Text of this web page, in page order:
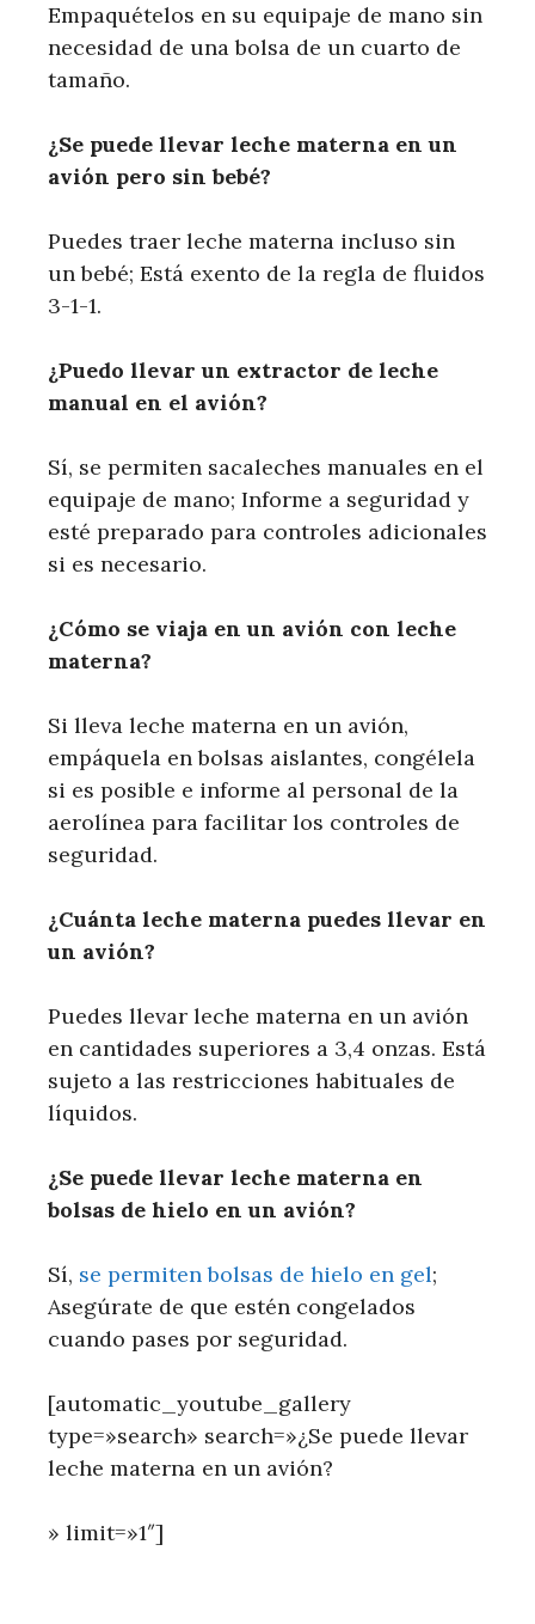
Empaquételos en su equipaje de mano sin
necesidad de una bolsa de un cuarto de
tamaño.
¿Se puede llevar leche materna en un
avión pero sin bebé?
Puedes traer leche materna incluso sin
un bebé; Está exento de la regla de fluidos
3-1-1.
¿Puedo llevar un extractor de leche
manual en el avión?
Sí, se permiten sacaleches manuales en el
equipaje de mano; Informe a seguridad y
esté preparado para controles adicionales
si es necesario.
¿Cómo se viaja en un avión con leche
materna?
Si lleva leche materna en un avión,
empáquela en bolsas aislantes, congélela
si es posible e informe al personal de la
aerolínea para facilitar los controles de
seguridad.
¿Cuánta leche materna puedes llevar en
un avión?
Puedes llevar leche materna en un avión
en cantidades superiores a 3,4 onzas. Está
sujeto a las restricciones habituales de
líquidos.
¿Se puede llevar leche materna en
bolsas de hielo en un avión?
Sí, se permiten bolsas de hielo en gel;
Asegúrate de que estén congelados
cuando pases por seguridad.
[automatic_youtube_gallery
type=»search» search=»¿Se puede llevar
leche materna en un avión?
» limit=»1″]